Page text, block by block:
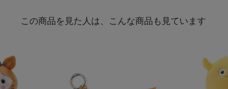
この商品を見た人は、こんな商品も見ています